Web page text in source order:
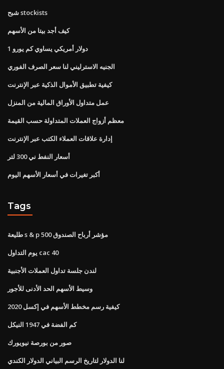
شبح stockists
كيف أجد بيتا من الأسهم
1 دولار أمريكي يساوي كم يورو
الجنيه الاسترليني لنا سعر الصرف الفوري
كيفية تطبيق الأموال الذكية عبر الإنترنت
عمل متداول الأوراق المالية من المنزل
معظم أزواج العملات المتداولة حسب القيمة
إدارة علاقات العملاء الكتب عبر الإنترنت
أسعار النفط ني 300 لتر
أكبر تغيرات في أسعار الأسهم اليوم
Tags
طليعة s & p 500 مؤشر أرباح الصندوق
يوم التداول cac 40
لندن جلسة تداول العملات الأجنبية
وسيط الأسهم الحد الأدنى للأجور
كيفية رسم مخطط الأسهم في إكسل 2020
كم الفضة في 1947 النيكل
صور من بورصة نيويورك
لنا الدولار لتاريخ الرسم البياني الدولار الكندي